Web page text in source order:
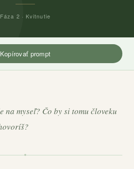
Fáza 2 · Kvitnutie
Kopírovať prompt
na myseľ? Čo by si tomu človeku